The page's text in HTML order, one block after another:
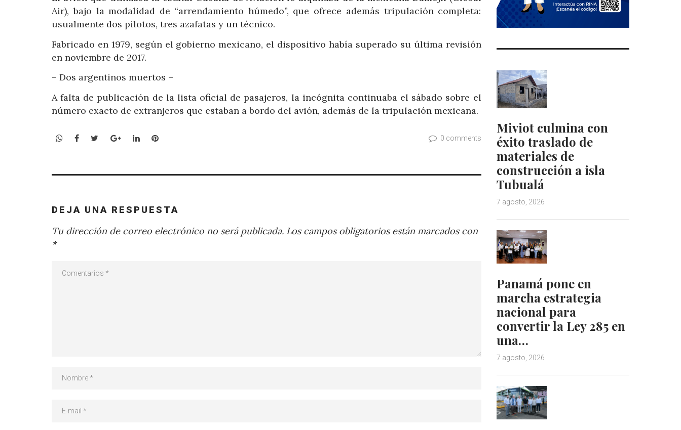
Air), bajo la modalidad de “arrendamiento húmedo”, que ofrece además tripulación completa:
usualmente dos pilotos, tres azafatas y un técnico.
Fabricado en 1979, según el gobierno mexicano, el dispositivo había superado su última revisión
en noviembre de 2017.
– Dos argentinos muertos –
A falta de publicación de la lista oficial de pasajeros, la incógnita continuaba el sábado sobre el
número exacto de extranjeros que estaban a bordo del avión, además de la tripulación mexicana.
WhatsApp
Facebook
TwitterGoogle+LinkedInPinterest 0 comments
DEJA UNA RESPUESTA
Tu dirección de correo electrónico no será publicada. Los campos obligatorios están marcados con
*
Miviot culmina con
éxito traslado de
materiales de
construcción a isla
Tubualá
7 agosto, 2026
Panamá pone en
marcha estrategia
nacional para
convertir la Ley 285 en
una…
7 agosto, 2026